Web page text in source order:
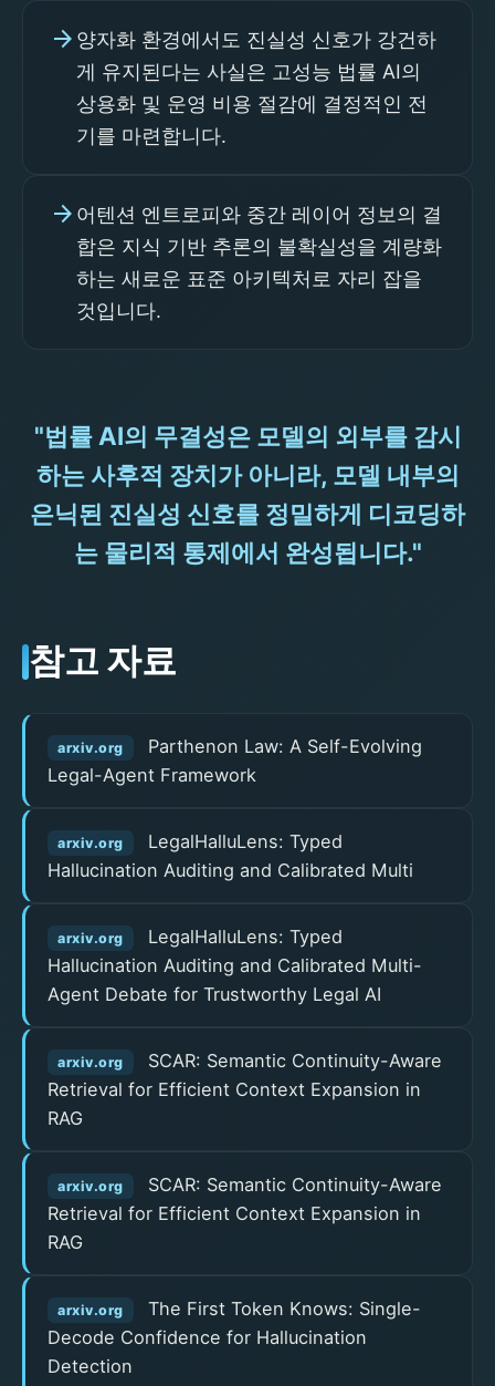
arrow_forward 양자화 환경에서도 진실성 신호가 강건하
게 유지된다는 사실은 고성능 법률 AI의
상용화 및 운영 비용 절감에 결정적인 전
기를 마련합니다.
arrow_forward 어텐션 엔트로피와 중간 레이어 정보의 결
합은 지식 기반 추론의 불확실성을 계량화
하는 새로운 표준 아키텍처로 자리 잡을
것입니다.
"법률 AI의 무결성은 모델의 외부를 감시
하는 사후적 장치가 아니라, 모델 내부의
은닉된 진실성 신호를 정밀하게 디코딩하
는 물리적 통제에서 완성됩니다."
참고 자료
arxiv.org
Parthenon Law: A Self-Evolving
Legal-Agent Framework
arxiv.org
LegalHalluLens: Typed
Hallucination Auditing and Calibrated Multi
arxiv.org
LegalHalluLens: Typed
Hallucination Auditing and Calibrated Multi-
Agent Debate for Trustworthy Legal AI
arxiv.org
SCAR: Semantic Continuity-Aware
Retrieval for Efficient Context Expansion in
RAG
arxiv.org
SCAR: Semantic Continuity-Aware
Retrieval for Efficient Context Expansion in
RAG
arxiv.org
The First Token Knows: Single-
Decode Confidence for Hallucination
Detection